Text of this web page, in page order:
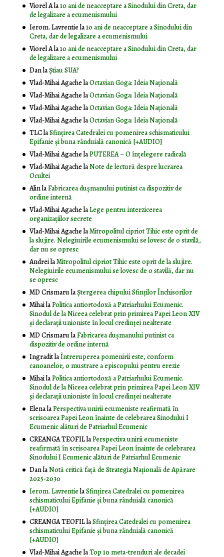
Viorel Ala10 ani de neacceptare a Sinodului din Creta, dar
de legalizare a ecumenismului
Ierom. Lavrentiela10 ani de neacceptare a Sinodului din
Creta, dar de legalizare a ecumenismului
Viorel Ala10 ani de neacceptare a Sinodului din Creta, dar
de legalizare a ecumenismului
DanlaȘtiau SUA?
Vlad-Mihai AgachelaOctavian Goga: Ideia Naţională
Vlad-Mihai AgachelaOctavian Goga: Ideia Naţională
Vlad-Mihai AgachelaOctavian Goga: Ideia Naţională
Vlad-Mihai AgachelaOctavian Goga: Ideia Naţională
TLClaSfințirea Catedralei cu pomenirea schismaticului
Epifanie și buna rânduială canonică [+AUDIO]
Vlad-Mihai AgachelaPUTEREA – O înţelegere radicală
Vlad-Mihai AgachelaNote de lectură despre lucrarea
Ocultei
AlinlaFabricarea dușmanului putinist ca dispozitiv de
ordine internă
Vlad-Mihai AgachelaLege pentru interzicerea
organizaţiilor secrete
Vlad-Mihai AgachelaMitropolitul cipriot Tihic este oprit de
la slujire. Nelegiuirile ecumenismului se lovesc de o stavilă,
dar nu se opresc
AndreilaMitropolitul cipriot Tihic este oprit de la slujire.
Nelegiuirile ecumenismului se lovesc de o stavilă, dar nu
se opresc
MD CrismarulaŞtergerea chipului Sfinţilor Închisorilor
MihailaPolitica antiortodoxă a Patriarhului Ecumenic.
Sinodul de la Niceea celebrat prin primirea Papei Leon XIV
și declarații unioniste în locul credinței nealterate
MD CrismarulaFabricarea dușmanului putinist ca
dispozitiv de ordine internă
IngraditlaÎntreruperea pomenirii este, conform
canoanelor, o mustrare a episcopului pentru erezie
MihailaPolitica antiortodoxă a Patriarhului Ecumenic.
Sinodul de la Niceea celebrat prin primirea Papei Leon XIV
și declarații unioniste în locul credinței nealterate
ElenalaPerspectiva unirii ecumeniste reafirmată în
scrisoarea Papei Leon înainte de celebrarea Sinodului I
Ecumenic alături de Patriarhul Ecumenic
CREANGA TEOFILlaPerspectiva unirii ecumeniste
reafirmată în scrisoarea Papei Leon înainte de celebrarea
Sinodului I Ecumenic alături de Patriarhul Ecumenic
DanlaNotă critică faţă de Strategia Naţională de Apărare
2025-2030
Ierom. LavrentielaSfințirea Catedralei cu pomenirea
schismaticului Epifanie și buna rânduială canonică
[+AUDIO]
CREANGA TEOFILlaSfințirea Catedralei cu pomenirea
schismaticului Epifanie și buna rânduială canonică
[+AUDIO]
Vlad-Mihai AgachelaTop 10 meta-trenduri ale decadei